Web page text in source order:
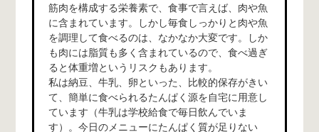
筋肉を構成する栄養素で、食事で言えば、肉や魚
に含まれています。しかし毎食しっかりと肉や魚
を調理して食べるのは、なかなか大変です。しか
も肉には脂質も多く含まれているので、食べ過ぎ
ると体重増というリスクもあります。
私は納豆、牛乳、卵といった、比較的保存がきい
て、簡単に食べられるたんぱく源を自宅に用意し
ています（牛乳は学校給食で毎日飲んでいま
す）。今日のメニューにたんぱく質が足りない